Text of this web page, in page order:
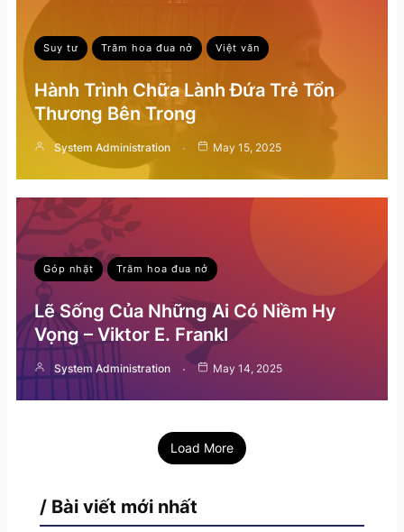
Suy tư Trăm hoa đua nở Việt văn
Hành Trình Chữa Lành Đứa Trẻ Tổn
Thương Bên Trong
System Administration May 15, 2025
Góp nhặt Trăm hoa đua nở
Lẽ Sống Của Những Ai Có Niềm Hy
Vọng – Viktor E. Frankl
System Administration May 14, 2025
Load More
/ Bài viết mới nhất